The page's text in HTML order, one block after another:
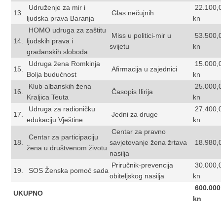
13.
Udruženje za mir i
ljudska prava Baranja
Glas nečujnih
kn
14.
HOMO udruga za zaštitu
ljudskih prava i
građanskih sloboda
Miss u politici-mir u
svijetu
kn
15.
Udruga žena Romkinja
Bolja budućnost
Afirmacija u zajednici
kn
16.
Klub albanskih žena
Kraljica Teuta
Časopis Ilirija
kn
17.
Udruga za radioničku
edukaciju Vještine
Jedni za druge
kn
18.
Centar za participaciju
žena u društvenom životu
Centar za pravno
savjetovanje žena žrtava
nasilja
19. SOS Ženska pomoć sada
Priručnik-prevencija
obiteljskog nasilja
kn
UKUPNO
kn